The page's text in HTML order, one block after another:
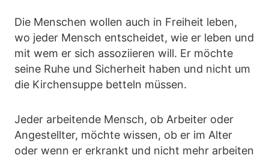
Die Menschen wollen auch in Freiheit leben,
wo jeder Mensch entscheidet, wie er leben und
mit wem er sich assoziieren will. Er möchte
seine Ruhe und Sicherheit haben und nicht um
die Kirchensuppe betteln müssen.
Jeder arbeitende Mensch, ob Arbeiter oder
Angestellter, möchte wissen, ob er im Alter
oder wenn er erkrankt und nicht mehr arbeiten